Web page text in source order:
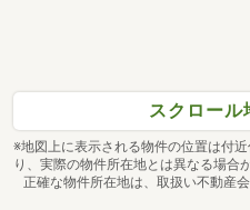
スクロール
※地図上に表示される物件の位置は付
り、実際の物件所在地とは異なる場合
正確な物件所在地は、取扱い不動産